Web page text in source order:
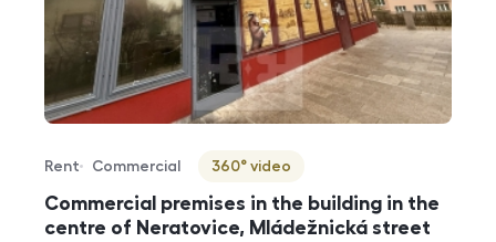
Commercial premises in the building in the
centre of Neratovice, Mládežnická street
Offer type
Rent
Property type
Commercial
Virtuální prohlídka
360° video